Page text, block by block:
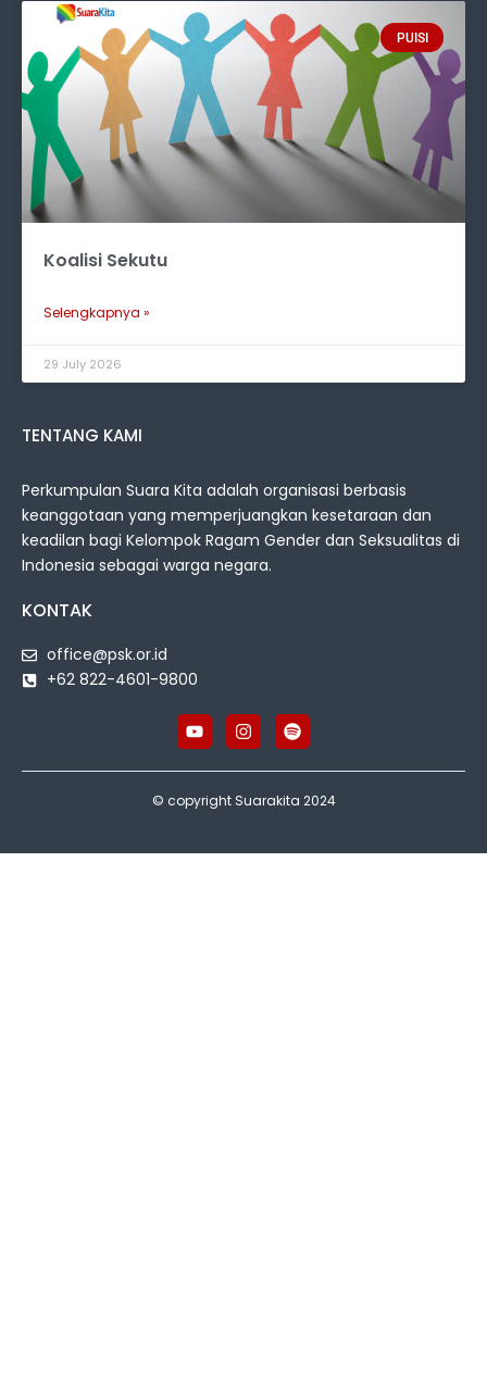
PUISI
Koalisi Sekutu
Selengkapnya »
29 July 2026
TENTANG KAMI
Perkumpulan Suara Kita adalah organisasi berbasis
keanggotaan yang memperjuangkan kesetaraan dan
keadilan bagi Kelompok Ragam Gender dan Seksualitas di
Indonesia sebagai warga negara.
KONTAK
office@psk.or.id
+62 822-4601-9800
© copyright Suarakita 2024